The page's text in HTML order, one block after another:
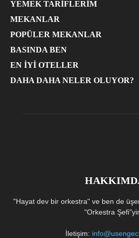
YEMEK TARIFLERIM
MEKANLAR
POPÜLER MEKANLAR
BASINDA BEN
EN İYI OTELLER
DAHA DAHA NELER OLUYOR?
"Hayat dev bir orkestra" ve ben de
"Orkestra
İletişim: